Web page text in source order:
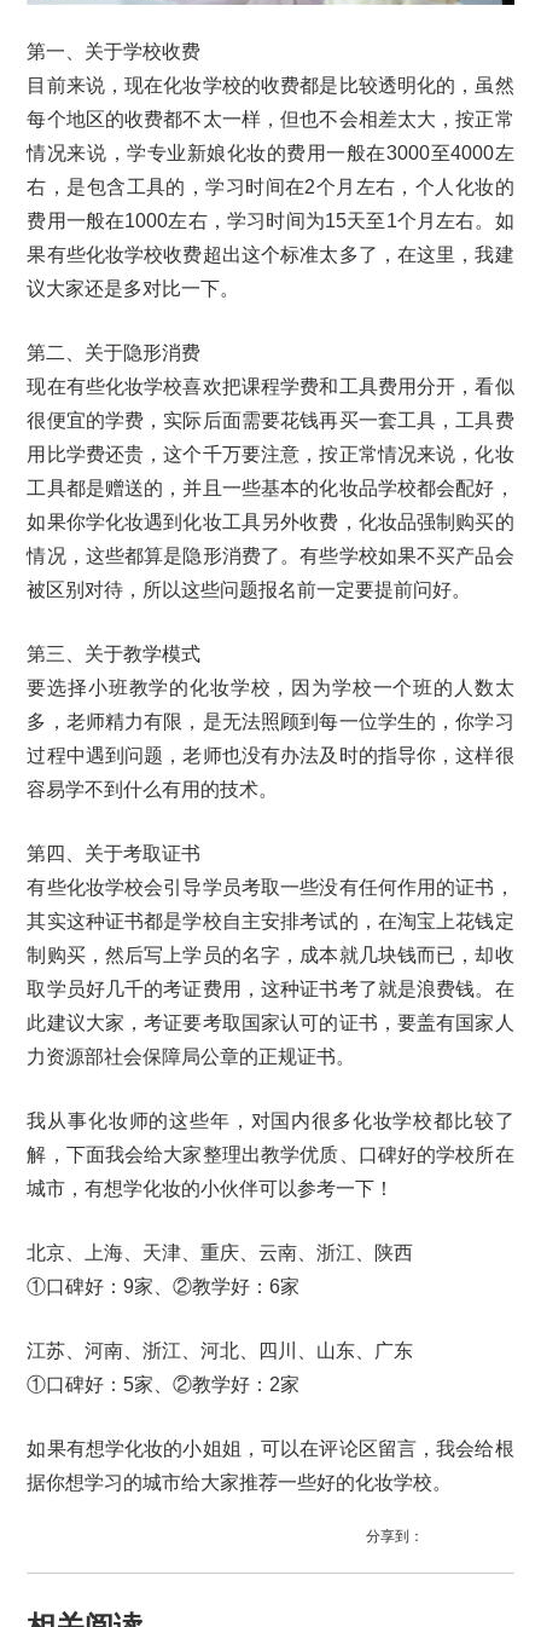
第一、关于学校收费
目前来说，现在化妆学校的收费都是比较透明化的，虽然
每个地区的收费都不太一样，但也不会相差太大，按正常
情况来说，学专业新娘化妆的费用一般在3000至4000左
右，是包含工具的，学习时间在2个月左右，个人化妆的
费用一般在1000左右，学习时间为15天至1个月左右。如
果有些化妆学校收费超出这个标准太多了，在这里，我建
议大家还是多对比一下。
第二、关于隐形消费
现在有些化妆学校喜欢把课程学费和工具费用分开，看似
很便宜的学费，实际后面需要花钱再买一套工具，工具费
用比学费还贵，这个千万要注意，按正常情况来说，化妆
工具都是赠送的，并且一些基本的化妆品学校都会配好，
如果你学化妆遇到化妆工具另外收费，化妆品强制购买的
情况，这些都算是隐形消费了。有些学校如果不买产品会
被区别对待，所以这些问题报名前一定要提前问好。
第三、关于教学模式
要选择小班教学的化妆学校，因为学校一个班的人数太
多，老师精力有限，是无法照顾到每一位学生的，你学习
过程中遇到问题，老师也没有办法及时的指导你，这样很
容易学不到什么有用的技术。
第四、关于考取证书
有些化妆学校会引导学员考取一些没有任何作用的证书，
其实这种证书都是学校自主安排考试的，在淘宝上花钱定
制购买，然后写上学员的名字，成本就几块钱而已，却收
取学员好几千的考证费用，这种证书考了就是浪费钱。在
此建议大家，考证要考取国家认可的证书，要盖有国家人
力资源部社会保障局公章的正规证书。
我从事化妆师的这些年，对国内很多化妆学校都比较了
解，下面我会给大家整理出教学优质、口碑好的学校所在
城市，有想学化妆的小伙伴可以参考一下！
北京、上海、天津、重庆、云南、浙江、陕西
①口碑好：9家、②教学好：6家
江苏、河南、浙江、河北、四川、山东、广东
①口碑好：5家、②教学好：2家
如果有想学化妆的小姐姐，可以在评论区留言，我会给根
据你想学习的城市给大家推荐一些好的化妆学校。
分享到：